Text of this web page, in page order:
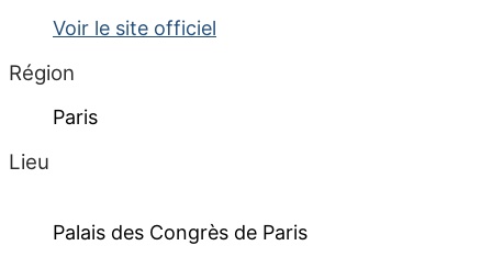
Voir le site officiel
Région
Paris
Lieu
Palais des Congrès de Paris